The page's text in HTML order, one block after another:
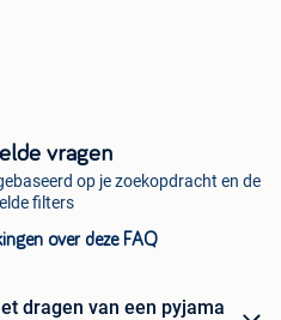
vragen
op je zoekopdracht en de
filters
over deze FAQ
dragen van een pyjama